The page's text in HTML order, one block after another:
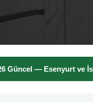
Güncel — Esenyurt ve